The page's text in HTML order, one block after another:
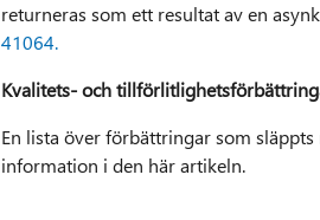
returneras som ett resultat av en
41064.
Kvalitets- och
En lista över förbättringar som
information i den här artikeln.